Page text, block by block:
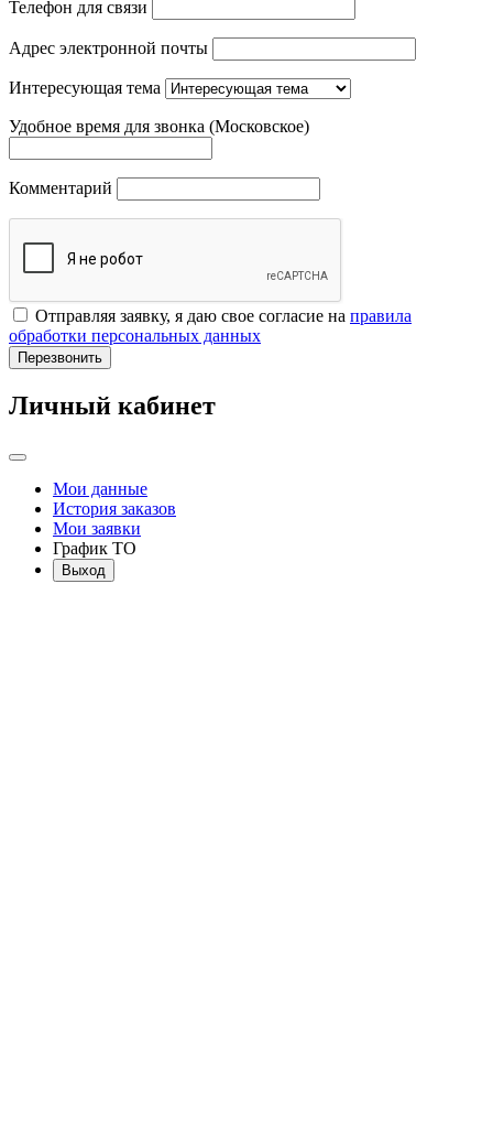
Телефон для связи
Адрес электронной почты
Интересующая тема
Удобное время для звонка (Московское)
Комментарий
Отправляя заявку, я даю свое согласие на правила
обработки персональных данных
Перезвонить
Личный кабинет
Мои данные
История заказов
Мои заявки
График ТО
Выход